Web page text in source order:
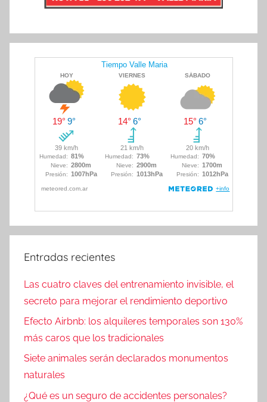
Entradas recientes
Las cuatro claves del entrenamiento invisible, el
secreto para mejorar el rendimiento deportivo
Efecto Airbnb: los alquileres temporales son 130%
más caros que los tradicionales
Siete animales serán declarados monumentos
naturales
¿Qué es un seguro de accidentes personales?